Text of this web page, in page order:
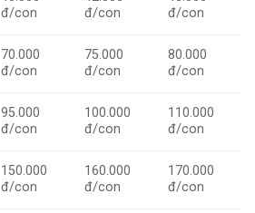
đ/con
đ/con
đ/con
70.000
đ/con
75.000
đ/con
80.000
đ/con
95.000
đ/con
100.000
đ/con
110.000
đ/con
150.000
đ/con
160.000
đ/con
170.000
đ/con